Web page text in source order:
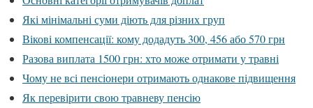
Які мінімальні суми діють для різних груп
Вікові компенсації: кому додадуть 300, 456 або 570 грн
Разова виплата 1500 грн: хто може отримати у травні
Чому не всі пенсіонери отримають однакове підвищення
Як перевірити свою травневу пенсію